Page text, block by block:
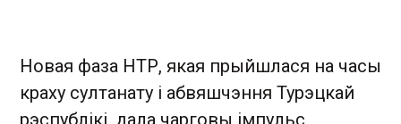
Новая фаза НТР, якая прыйшлася на часы
краху султанату і абвяшчэння Турэцкай
рэспублікі, дала чарговы імпульс